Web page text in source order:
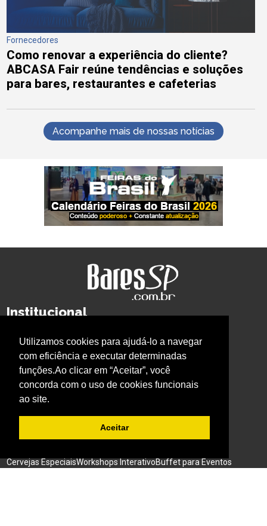
Utilizamos cookies para ajudá-lo a navegar
com eficiência e executar determinadas
funções.Ao clicar em “Aceitar”, você
concorda com o uso de cookies funcionais
ao site.
Aceitar
Fornecedores
Como renovar a experiência do cliente?
ABCASA Fair reúne tendências e soluções
para bares, restaurantes e cafeterias
Acompanhe mais de nossas notícias
Institucional
Cursos BaresSP
Primeira páginaCurso BartenderCurso Barista
Curso Cerveja
BaresSP Eventos
Cervejas EspeciaisWorkshops InterativoBuffet para Eventos